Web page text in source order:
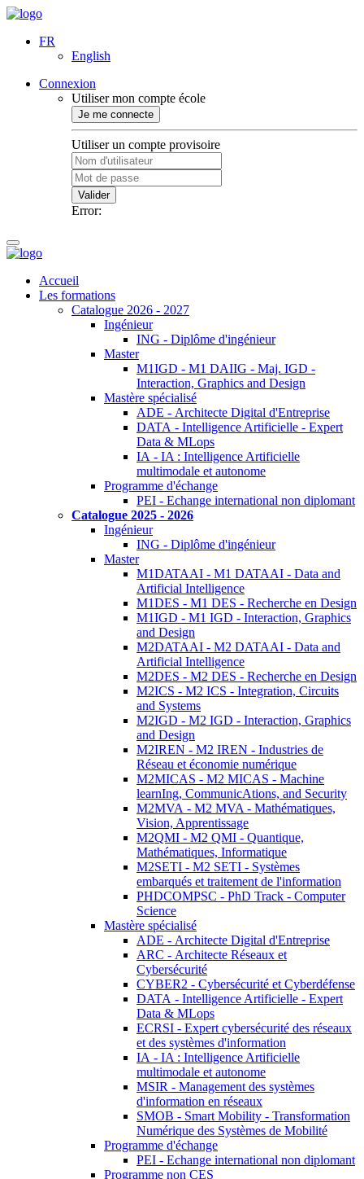
FR
English
Connexion
Utiliser mon compte école
Je me connecte
Utiliser un compte provisoire
Valider
Error:
Accueil
Les formations
Catalogue 2026 - 2027
Ingénieur
ING - Diplôme d'ingénieur
Master
M1IGD - M1 DAIIG - Maj. IGD -
Interaction, Graphics and Design
Mastère spécialisé
ADE - Architecte Digital d'Entreprise
DATA - Intelligence Artificielle - Expert
Data & MLops
IA - IA : Intelligence Artificielle
multimodale et autonome
Programme d'échange
PEI - Echange international non diplomant
Catalogue 2025 - 2026
Ingénieur
ING - Diplôme d'ingénieur
Master
M1DATAAI - M1 DATAAI - Data and
Artificial Intelligence
M1DES - M1 DES - Recherche en Design
M1IGD - M1 IGD - Interaction, Graphics
and Design
M2DATAAI - M2 DATAAI - Data and
Artificial Intelligence
M2DES - M2 DES - Recherche en Design
M2ICS - M2 ICS - Integration, Circuits
and Systems
M2IGD - M2 IGD - Interaction, Graphics
and Design
M2IREN - M2 IREN - Industries de
Réseau et économie numérique
M2MICAS - M2 MICAS - Machine
learnIng, CommunicAtions, and Security
M2MVA - M2 MVA - Mathématiques,
Vision, Apprentissage
M2QMI - M2 QMI - Quantique,
Mathématiques, Informatique
M2SETI - M2 SETI - Systèmes
embarqués et traitement de l'information
PHDCOMPSC - PhD Track - Computer
Science
Mastère spécialisé
ADE - Architecte Digital d'Entreprise
ARC - Architecte Réseaux et
Cybersécurité
CYBER2 - Cybersécurité et Cyberdéfense
DATA - Intelligence Artificielle - Expert
Data & MLops
ECRSI - Expert cybersécurité des réseaux
et des systèmes d'information
IA - IA : Intelligence Artificielle
multimodale et autonome
MSIR - Management des systèmes
d'information en réseaux
SMOB - Smart Mobility - Transformation
Numérique des Systèmes de Mobilité
Programme d'échange
PEI - Echange international non diplomant
Programme non CES